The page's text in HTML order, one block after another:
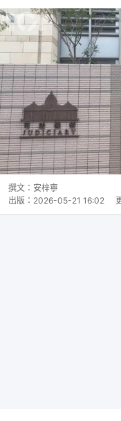
撰文： 安梓寧
出版： 2026-05-21 16:02